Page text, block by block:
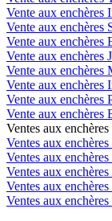
Vente aux enchères
Vente aux enchères
Vente aux enchères
Vente aux enchères
Vente aux enchères
Vente aux enchères
Vente aux enchères
Vente aux enchères
Ventes aux
Ventes aux
Ventes aux
Ventes aux
Ventes aux
Ventes aux